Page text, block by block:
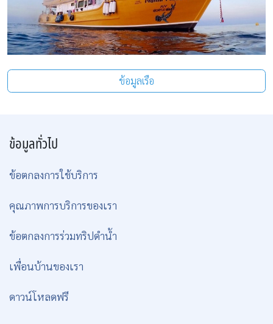
ข้อมูลเรือ
ข้อมูลทั่วไป
ข้อตกลงการใช้บริการ
คุณภาพการบริการของเรา
ข้อตกลงการร่วมทริปดำน้ำ
เพื่อนบ้านของเรา
ดาวน์โหลดฟรี